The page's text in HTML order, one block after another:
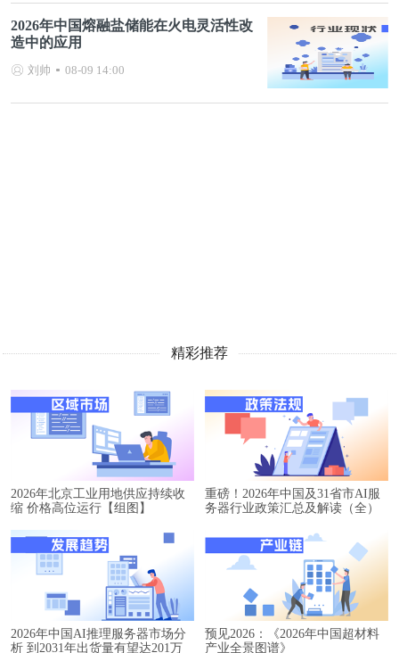
2026年中国熔融盐储能在火电灵活性改
造中的应用
刘帅 08-09 14:00
精彩推荐
2026年北京工业用地供应持续收
缩 价格高位运行【组图】
重磅！2026年中国及31省市AI服
务器行业政策汇总及解读（全）
2026年中国AI推理服务器市场分
析 到2031年出货量有望达201万
预见2026：《2026年中国超材料
产业全景图谱》